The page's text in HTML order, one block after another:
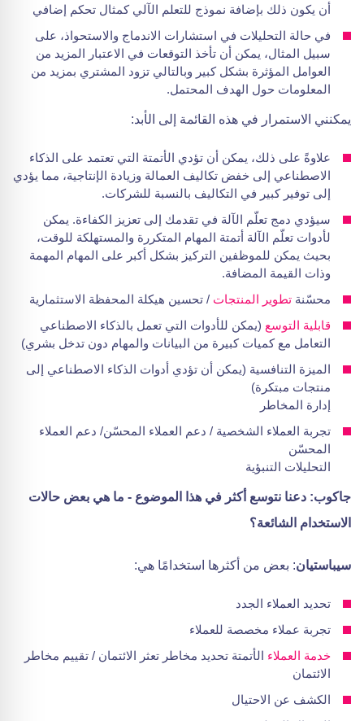
أن يكون ذلك بإضافة نموذج للتعلم الآلي كمثال تحكم إضافي
في حالة التحليلات في استشارات الاندماج والاستحواذ، على
سبيل المثال، يمكن أن تأخذ التوقعات في الاعتبار المزيد من
العوامل المؤثرة بشكل كبير وبالتالي تزود المشتري بمزيد من
المعلومات حول الهدف المحتمل.
يمكنني الاستمرار في هذه القائمة إلى الأبد:
علاوةً على ذلك، يمكن أن تؤدي الأتمتة التي تعتمد على الذكاء
الاصطناعي إلى خفض تكاليف العمالة وزيادة الإنتاجية، مما يؤدي
إلى توفير كبير في التكاليف بالنسبة للشركات.
سيؤدي دمج تعلّم الآلة في تقدمك إلى تعزيز الكفاءة. يمكن
لأدوات تعلّم الآلة أتمتة المهام المتكررة والمستهلكة للوقت،
بحيث يمكن للموظفين التركيز بشكل أكبر على المهام المهمة
وذات القيمة المضافة.
محسّنة تطوير المنتجات / تحسين هيكلة المحفظة الاستثمارية
قابلية التوسع (يمكن للأدوات التي تعمل بالذكاء الاصطناعي
التعامل مع كميات كبيرة من البيانات والمهام دون تدخل بشري)
الميزة التنافسية (يمكن أن تؤدي أدوات الذكاء الاصطناعي إلى
منتجات مبتكرة)
إدارة المخاطر
تجربة العملاء الشخصية / دعم العملاء المحسّن/ دعم العملاء
المحسّن
التحليلات التنبؤية
جاكوب: دعنا نتوسع أكثر في هذا الموضوع - ما هي بعض حالات
الاستخدام الشائعة؟
سيباستيان: بعض من أكثرها استخدامًا هي:
تحديد العملاء الجدد
تجربة عملاء مخصصة للعملاء
خدمة العملاء الأتمتة تحديد مخاطر تعثر الائتمان / تقييم مخاطر
الائتمان
الكشف عن الاحتيال